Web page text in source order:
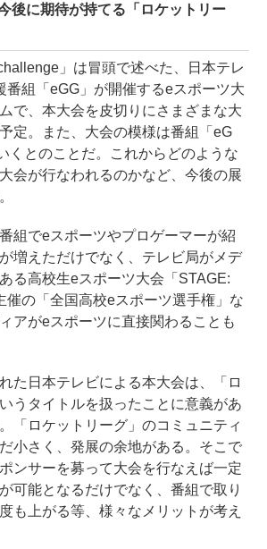
後に期待が持てる「ロケットリー
」は冒頭で述べた、日本テレ
番組「eGG」が開催するeスポーツ大
で、本大会を皮切りにさまざまな大
定。また、大会の模様は番組「eG
くとのことだ。これからどのような
会が行なわれるのかなど、今後の展
組でeスポーツやプロゲーマーが紹
増えただけでなく、テレビ局がメデ
る高校生eスポーツ大会「STAGE:
催の「全国高校eスポーツ選手権」な
アがeスポーツに直接関わることも
た日本テレビによる本大会は、「ロ
うタイトルを扱ったことに意義があ
「ロケットリーグ」のコミュニティ
小さく、発展の余地がある。そこで
ンサーを募って大会を行なえば一定
可能となるだけでなく、番組で取り
も上がる等、様々なメリットが考え